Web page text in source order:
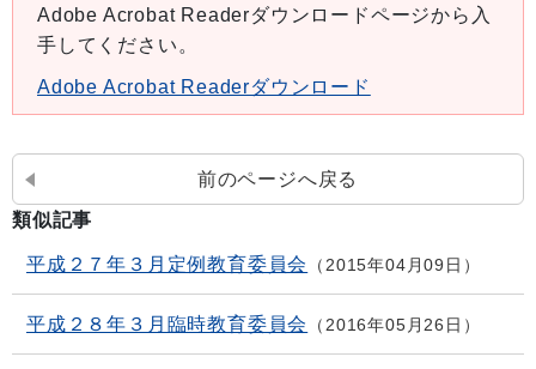
Adobe Acrobat Readerダウンロードページから入
手してください。
Adobe Acrobat Readerダウンロード
前のページへ戻る
類似記事
平成２７年３月定例教育委員会 2015年04月09日
平成２８年３月臨時教育委員会 2016年05月26日